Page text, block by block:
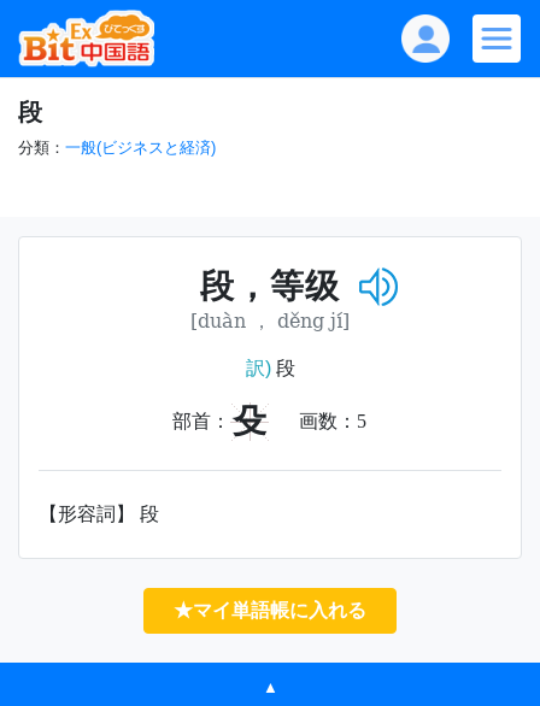
段
分類： 一般(ビジネスと経済)
段，等级
[duàn ， děng jí]
訳)段
部首： 殳 画数： 5
【形容詞】 段
★マイ単語帳に入れる
▲